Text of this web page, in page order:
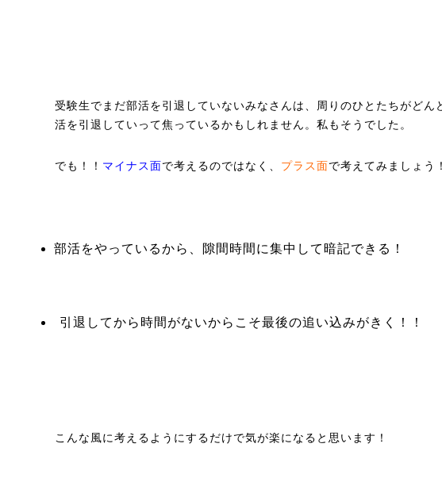
受験生でまだ部活を引退していないみなさんは、周りのひとたちがどん
活を引退していって焦っているかもしれません。私もそうでした。
でも！！ マイナス面で考えるのではなく、 プラス面で考えてみましょう
部活をやっているから、隙間時間に集中して暗記できる！
引退してから時間がないからこそ最後の追い込みがきく！！
こんな風に考えるようにするだけで気が楽になると思います！